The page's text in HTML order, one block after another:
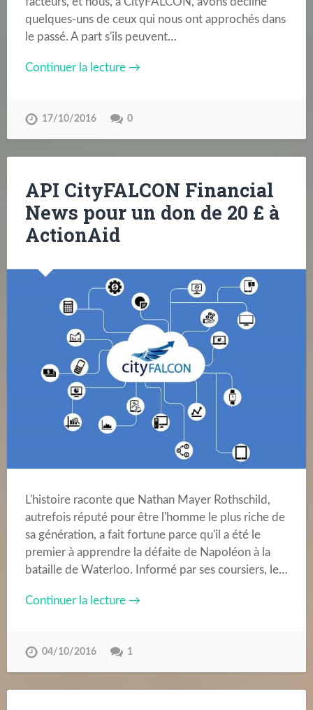
quelques-uns de ceux qui nous ont approchés dans
le passé. A part s'ils peuvent…
Continuer la lecture →
17/10/2016 0
API CityFALCON Financial
News pour un don de 20 £ à
ActionAid
L'histoire raconte que Nathan Mayer Rothschild,
autrefois réputé pour être l'homme le plus riche de
sa génération, a fait fortune parce qu'il a été le
premier à apprendre la défaite de Napoléon à la
bataille de Waterloo. Informé par ses coursiers, le…
Continuer la lecture →
04/10/2016 1